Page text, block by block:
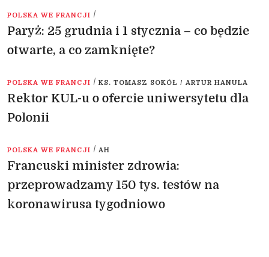
POLSKA WE FRANCJI /
Paryż: 25 grudnia i 1 stycznia – co będzie
otwarte, a co zamknięte?
POLSKA WE FRANCJI / KS. TOMASZ SOKÓŁ / ARTUR HANULA
Rektor KUL-u o ofercie uniwersytetu dla
Polonii
POLSKA WE FRANCJI / AH
Francuski minister zdrowia:
przeprowadzamy 150 tys. testów na
koronawirusa tygodniowo